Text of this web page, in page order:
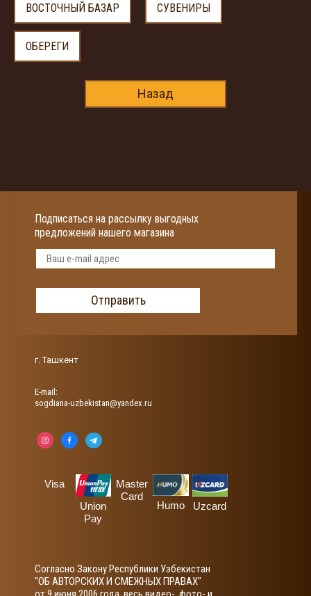
ВОСТОЧНЫЙ БАЗАР СУВЕНИРЫ
ОБЕРЕГИ
Назад
г. Ташкент
Е-mail:
sogdiana-uzbekistan@yandex.ru
Visa
Union
Pay
Master
Card
Humo Uzcard
Согласно Закону Республики Узбекистан
"ОБ АВТОРСКИХ И СМЕЖНЫХ ПРАВАХ"
Подписаться на рассылку выгодных
предложений нашего магазина
Отправить